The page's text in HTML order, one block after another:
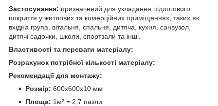
Застосування: призначений для укладання підлогового
покриття у житлових та комерційних приміщеннях, таких як
вхідна група, вітальня, спальня, дитяча, кухня, санвузол,
дитячі садочки, школи, спортзали та інші.
Властивості та переваги матеріалу:
Розрахунок потрібної кількості матеріалу:
Рекомендації для монтажу:
Розмір: 600х600х10 мм
Площа: 1м² = 2,7 пазли